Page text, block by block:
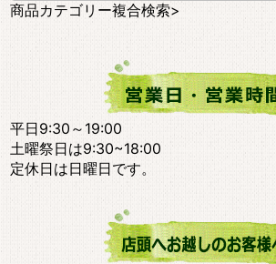
商品カテゴリー複合検索>
平日9:30～19:00
土曜祭日は9:30~18:00
定休日は日曜日です。